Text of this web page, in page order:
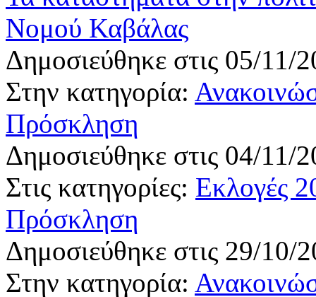
Νομού Καβάλας
Δημοσιεύθηκε στις 05/11/
Στην κατηγορία:
Πρόσκληση
Δημοσιεύθηκε στις 04/11/
Στις κατηγορίες: Εκλογές
Πρόσκληση
Δημοσιεύθηκε στις 29/10/
Στην κατηγορία: